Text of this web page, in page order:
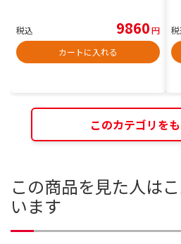
税込 9860円
カートに入れる
このカテゴリを
この商品を見た人は
います